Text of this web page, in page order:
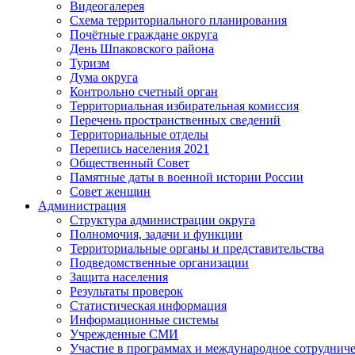
Видеогалерея
Схема территориального планирования
Почётные граждане округа
День Шпаковского района
Туризм
Дума округа
Контрольно счетный орган
Территориальная избирательная комиссия
Перечень пространственных сведений
Территориальные отделы
Перепись населения 2021
Общественный Совет
Памятные даты в военной истории России
Совет женщин
Администрация
Структура администрации округа
Полномочия, задачи и функции
Территориальные органы и представительства
Подведомственные организации
Защита населения
Результаты проверок
Статистическая информация
Информационные системы
Учрежденные СМИ
Участие в программах и международное